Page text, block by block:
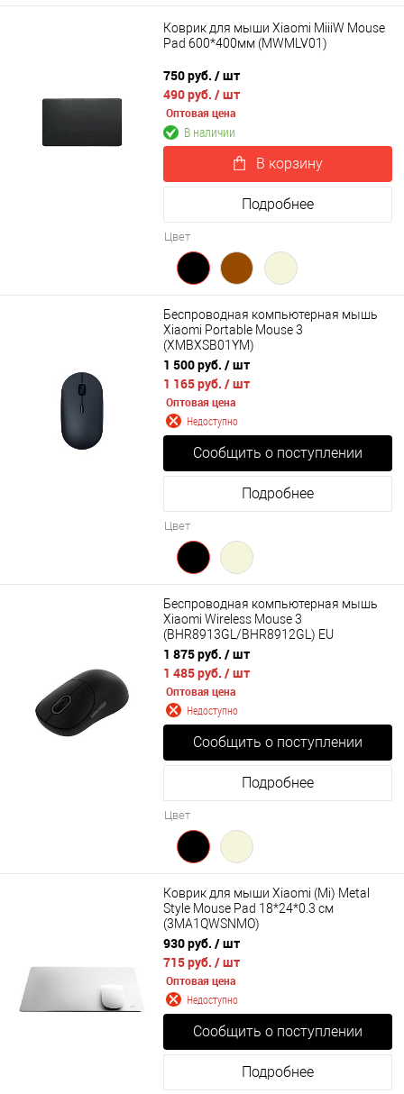
Коврик для мыши Xiaomi MiiiW Mouse
Pad 600*400мм (MWMLV01)
750 руб. / шт
490 руб. / шт
Оптовая цена
В наличии
В корзину
Подробнее
Цвет
Беспроводная компьютерная мышь
Xiaomi Portable Mouse 3
(XMBXSB01YM)
1 500 руб. / шт
1 165 руб. / шт
Оптовая цена
Недоступно
Сообщить о поступлении
Подробнее
Цвет
Беспроводная компьютерная мышь
Xiaomi Wireless Mouse 3
(BHR8913GL/BHR8912GL) EU
1 875 руб. / шт
1 485 руб. / шт
Оптовая цена
Недоступно
Сообщить о поступлении
Подробнее
Цвет
Коврик для мыши Xiaomi (Mi) Metal
Style Mouse Pad 18*24*0.3 см
(3MA1QWSNMO)
930 руб. / шт
715 руб. / шт
Оптовая цена
Недоступно
Сообщить о поступлении
Подробнее